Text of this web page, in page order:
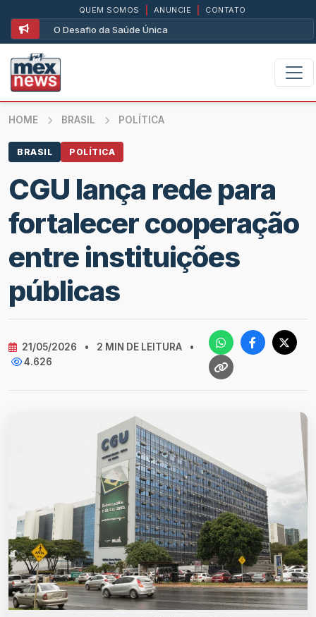
O Desafio da Saúde Única
QUEM SOMOS ANUNCIE CONTATO
HOME BRASIL POLÍTICA
BRASIL POLÍTICA
CGU lança rede para
fortalecer cooperação
entre instituições
públicas
21/05/2026 • 2 MIN DE LEITURA
•
4.626